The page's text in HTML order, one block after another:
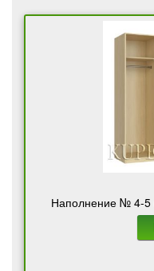
Наполнение № 4-5